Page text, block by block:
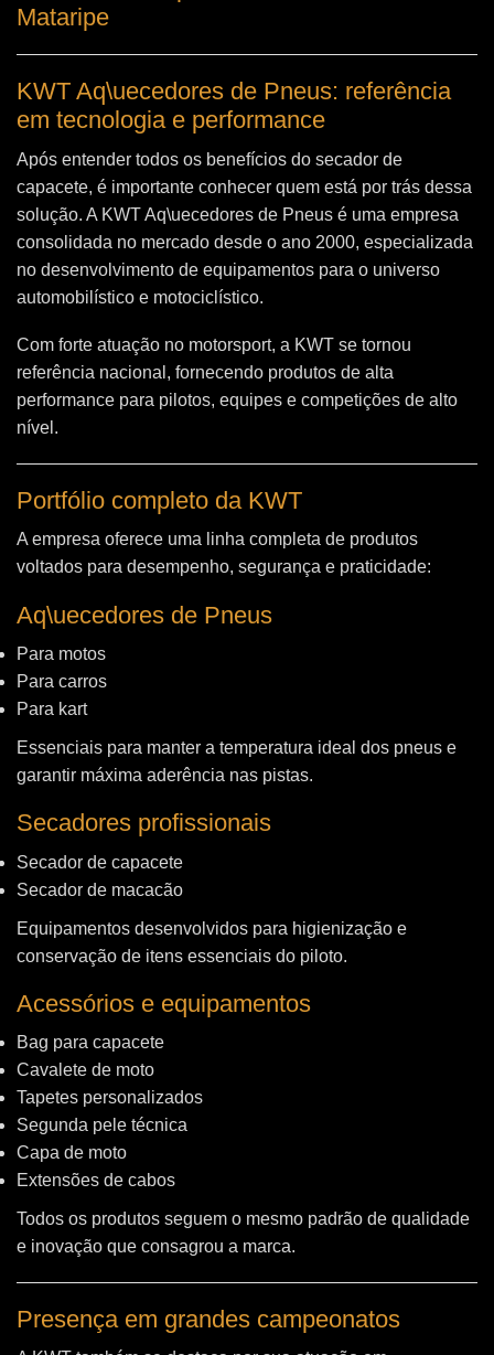
Mataripe
KWT Aq\uecedores de Pneus: referência
em tecnologia e performance
Após entender todos os benefícios do secador de
capacete, é importante conhecer quem está por trás dessa
solução. A KWT Aq\uecedores de Pneus é uma empresa
consolidada no mercado desde o ano 2000, especializada
no desenvolvimento de equipamentos para o universo
automobilístico e motociclístico.
Com forte atuação no motorsport, a KWT se tornou
referência nacional, fornecendo produtos de alta
performance para pilotos, equipes e competições de alto
nível.
Portfólio completo da KWT
A empresa oferece uma linha completa de produtos
voltados para desempenho, segurança e praticidade:
Aq\uecedores de Pneus
Para motos
Para carros
Para kart
Essenciais para manter a temperatura ideal dos pneus e
garantir máxima aderência nas pistas.
Secadores profissionais
Secador de capacete
Secador de macacão
Equipamentos desenvolvidos para higienização e
conservação de itens essenciais do piloto.
Acessórios e equipamentos
Bag para capacete
Cavalete de moto
Tapetes personalizados
Segunda pele técnica
Capa de moto
Extensões de cabos
Todos os produtos seguem o mesmo padrão de qualidade
e inovação que consagrou a marca.
Presença em grandes campeonatos